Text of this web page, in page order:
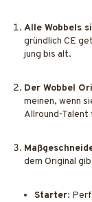
Alle Wobbels
gründlich CE
jung bis alt.
Der Wobbel
meinen, wenn
Allround-Talent
dem Original
Starter: